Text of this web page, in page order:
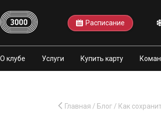
Расписание
О клубе Услуги Купить карту
Главная / Блог / Как